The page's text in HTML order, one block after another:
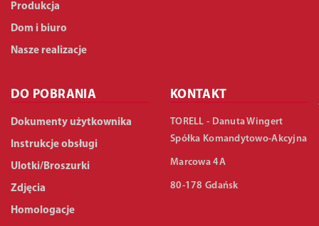
Produkcja
Dom i biuro
Nasze realizacje
DO POBRANIA
Dokumenty użytkownika
Instrukcje obsługi
Ulotki/Broszurki
Zdjęcia
Homologacje
KONTAKT
TORELL - Danuta Wingert
Spółka Komandytowo-Akcyjna
Marcowa 4A
80-178 Gdańsk